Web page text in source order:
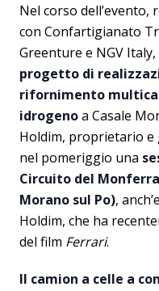
Nel corso
con Confartigianato
Greenture e NGV
progetto di
rifornimento
idrogenoa Casale
Holdim, proprietario e
nel pomeriggio una
Circuito del
Morano sul Po),
Holdim, che ha
del film Ferrari.
Il camion a celle a